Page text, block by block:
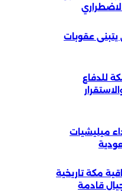
عقوبات
للدفاع
ميليشيات
مكة تاريخية
قادمة